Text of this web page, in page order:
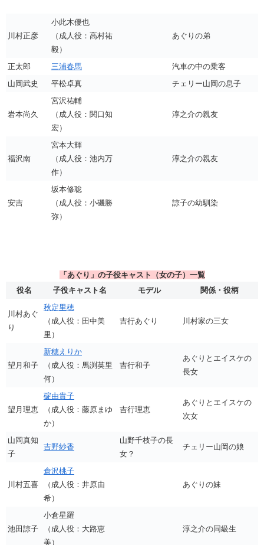
川村正彦
小此木優也
（成人役：高村祐
毅）
あぐりの弟
正太郎 三浦春馬
汽車の中の乗客
山岡武史
平松卓真 チェリー山岡の息子
岩本尚久
宮沢祐輔
（成人役：関口知
宏）
淳之介の親友
福沢南
宮本大輝
（成人役：池内万
作）
淳之介の親友
安吉
坂本修聡
（成人役：小磯勝
弥）
諒子の幼馴染
「あぐり」の子役キャスト（女の子）一覧
役名
子役キャスト名 モデル 関係・役柄
川村あぐ
り
秋定里穂
（成人役：田中美
里）
吉行あぐり 川村家の三女
望月和子
新穂えりか
（成人役：馬渕英里
何）
吉行和子
あぐりとエイスケの
長女
望月理恵
碇由貴子
（成人役：藤原まゆ
か）
吉行理恵
あぐりとエイスケの
次女
山岡真知
子
吉野紗香
山野千枝子の長
女？
チェリー山岡の娘
川村五喜
倉沢桃子
（成人役：井原由
希）
あぐりの妹
池田諒子
小倉星羅
（成人役：大路恵
美）
淳之介の同級生